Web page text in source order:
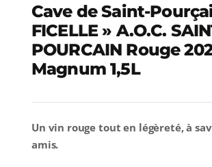
Cave de Saint-
FICELLE » A.O.C.
POURCAIN Rouge
Magnum 1,5L
Un vin rouge tout en légèreté, à
amis.